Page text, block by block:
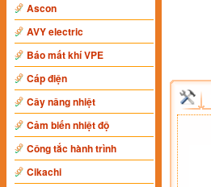
Ascon
AVY electric
Báo mất khí VPE
Cáp điện
Cây nâng nhiệt
Cảm biến nhiệt độ
Công tắc hành trình
Cikachi